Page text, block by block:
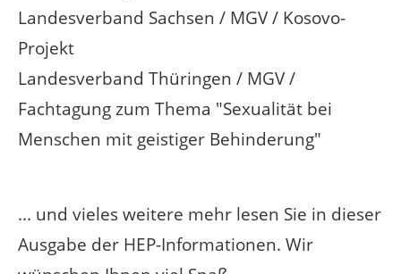
Landesverband Sachsen / MGV / Kosovo-
Projekt
Landesverband Thüringen / MGV /
Fachtagung zum Thema "Sexualität bei
Menschen mit geistiger Behinderung"
... und vieles weitere mehr lesen Sie in dieser
Ausgabe der HEP-Informationen. Wir